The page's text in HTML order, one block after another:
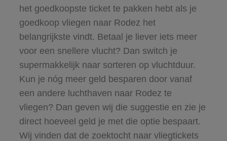
het goedkoopste ticket te pakken hebt als je
goedkoop vliegen naar Rodez het
belangrijkste vindt. Betaal je liever iets meer
voor een snellere vlucht? Dan switch je
supermakkelijk naar sorteren op vluchtduur.
Kun je nóg meer geld besparen door vanaf
een andere luchthaven naar Rodez te
vliegen? Dan geven wij die suggestie en zie je
direct hoeveel geld je met die optie bespaart.
Wij vinden dat de zoektocht naar vliegtickets